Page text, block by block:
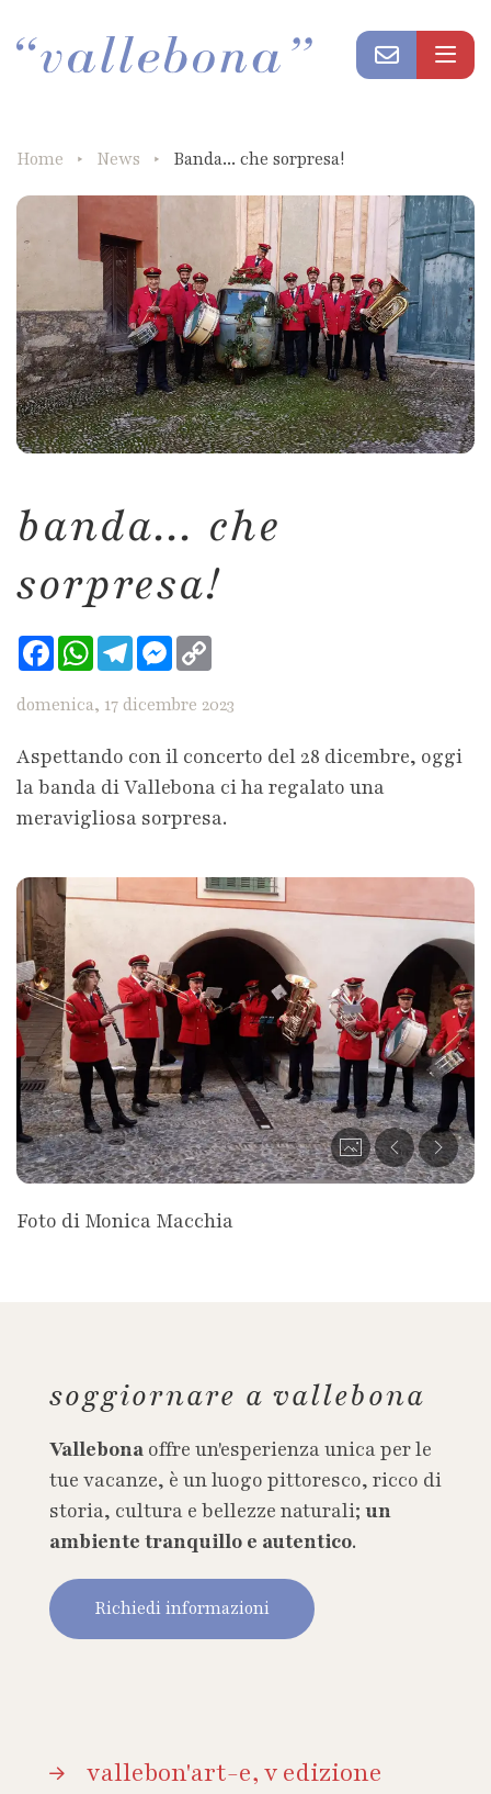
Home News Banda... che sorpresa!
banda... che
sorpresa!
FacebookWhatsApp
TelegramMessenger
domenica, 17 dicembre 2023
Aspettando con il concerto del 28 dicembre, oggi
la banda di Vallebona ci ha regalato una
meravigliosa sorpresa.
Foto di Monica Macchia
soggiornare a vallebona
Vallebona offre un'esperienza unica per le
tue vacanze, è un luogo pittoresco, ricco di
storia, cultura e bellezze naturali; un
ambiente tranquillo e autentico.
Richiedi informazioni
vallebon'art-e, v edizione